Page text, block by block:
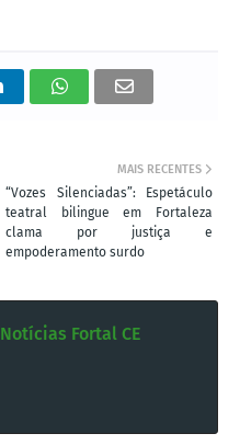
MAIS RECENTES
“Vozes Silenciadas”: Espetáculo
teatral bilingue em Fortaleza
clama por justiça e
empoderamento surdo
Notícias Fortal CE